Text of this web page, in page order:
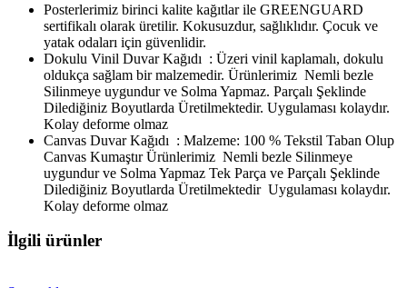
Posterlerimiz birinci kalite kağıtlar ile GREENGUARD
sertifikalı olarak üretilir. Kokusuzdur, sağlıklıdır. Çocuk ve
yatak odaları için güvenlidir.
Dokulu Vinil Duvar Kağıdı : Üzeri vinil kaplamalı, dokulu
oldukça sağlam bir malzemedir. Ürünlerimiz Nemli bezle
Silinmeye uygundur ve Solma Yapmaz. Parçalı Şeklinde
Dilediğiniz Boyutlarda Üretilmektedir. Uygulaması kolaydır.
Kolay deforme olmaz
Canvas Duvar Kağıdı : Malzeme: 100 % Tekstil Taban Olup
Canvas Kumaştır Ürünlerimiz Nemli bezle Silinmeye
uygundur ve Solma Yapmaz Tek Parça ve Parçalı Şeklinde
Dilediğiniz Boyutlarda Üretilmektedir Uygulaması kolaydır.
Kolay deforme olmaz
İlgili ürünler